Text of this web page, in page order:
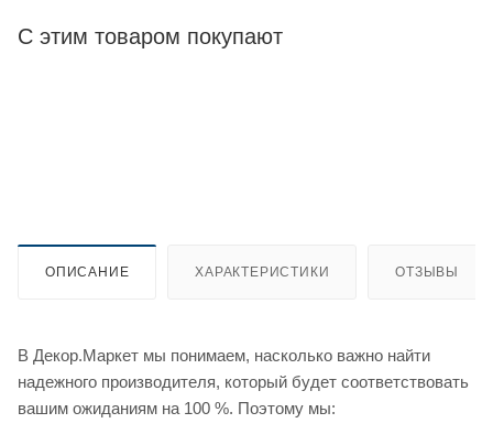
С этим товаром покупают
ОПИСАНИЕ ХАРАКТЕРИСТИКИ ОТЗЫВЫ
В Декор.Маркет мы понимаем, насколько важно найти
надежного производителя, который будет соответствовать
вашим ожиданиям на 100 %. Поэтому мы: